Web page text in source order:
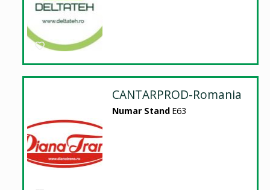
CANTARPROD-Romania
Numar Stand E63